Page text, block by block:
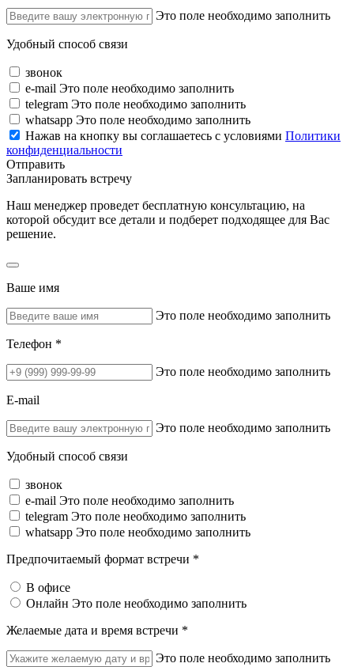
Это поле необходимо заполнить
Удобный способ связи
звонок
e-mail Это поле необходимо заполнить
telegram Это поле необходимо заполнить
whatsapp Это поле необходимо заполнить
Нажав на кнопку вы соглашаетесь с условиями Политики
конфиденциальности
Отправить
Запланировать встречу
Наш менеджер проведет бесплатную консультацию, на
которой обсудит все детали и подберет подходящее для Вас
решение.
Ваше имя
Это поле необходимо заполнить
Телефон *
Это поле необходимо заполнить
E-mail
Это поле необходимо заполнить
Удобный способ связи
звонок
e-mail Это поле необходимо заполнить
telegram Это поле необходимо заполнить
whatsapp Это поле необходимо заполнить
Предпочитаемый формат встречи *
В офисе
Онлайн Это поле необходимо заполнить
Желаемые дата и время встречи *
Это поле необходимо заполнить